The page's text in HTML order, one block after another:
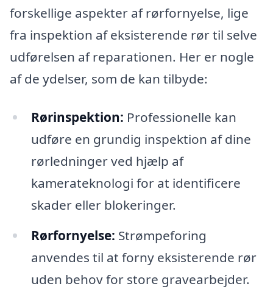
forskellige aspekter af rørfornyelse, lige
fra inspektion af eksisterende rør til selve
udførelsen af reparationen. Her er nogle
af de ydelser, som de kan tilbyde:
Rørinspektion: Professionelle kan
udføre en grundig inspektion af dine
rørledninger ved hjælp af
kamerateknologi for at identificere
skader eller blokeringer.
Rørfornyelse: Strømpeforing
anvendes til at forny eksisterende rør
uden behov for store gravearbejder.